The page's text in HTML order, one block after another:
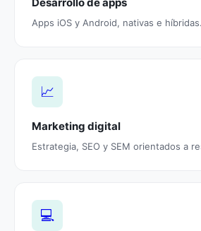
Apps iOS y Android, nativas e híbridas.
📈
Marketing digital
Estrategia, SEO y SEM orientados a
💻